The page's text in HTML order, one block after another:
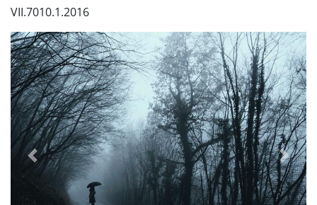
VII.7010.1.2016
Poprzednie Dalej